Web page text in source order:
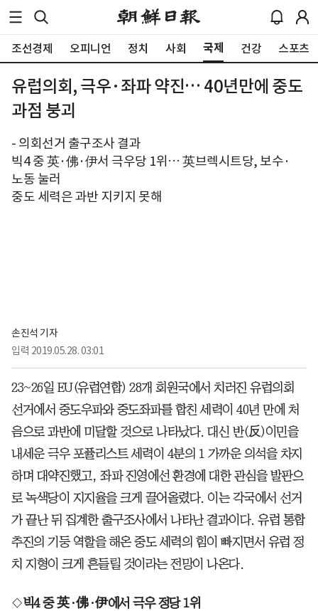
조선경제 오피니언 정치 사회 국제 건강 스포츠
유럽의회, 극우·좌파 약진… 40년만에 중도
과점 붕괴
- 의회선거 출구조사 결과
빅4 중 英·佛·伊서 극우당 1위… 英브렉시트당, 보수·
노동 눌러
중도 세력은 과반 지키지 못해
손진석 기자
입력 2019.05.28. 03:01
23~26일 EU(유럽연합) 28개 회원국에서 치러진 유럽의회
선거에서 중도우파와 중도좌파를 합친 세력이 40년 만에 처
음으로 과반에 미달할 것으로 나타났다. 대신 반(反)이민을
내세운 극우 포퓰리스트 세력이 4분의 1 가까운 의석을 차지
하며 대약진했고, 좌파 진영에선 환경에 대한 관심을 발판으
로 녹색당이 지지율을 크게 끌어올렸다. 이는 각국에서 선거
가 끝난 뒤 집계한 출구조사에서 나타난 결과이다. 유럽 통합
추진의 기둥 역할을 해온 중도 세력의 힘이 빠지면서 유럽 정
치 지형이 크게 흔들릴 것이라는 전망이 나온다.
◇빅4 중 英·佛·伊에서 극우 정당 1위